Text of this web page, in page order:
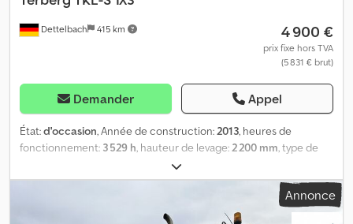
Dettelbach 415 km 4 900 €
prix fixe hors TVA
(5 831 € brut)
Demander Appel
État:d'occasion, Année de construction:2013, heures de
fonctionnement: 3 529 h, hauteur de levage:2 200 mm, type de
20 kW (27,19 ch)
automatique, longueur des fourches:1 200 mm, couleur:bleu,
Annonce